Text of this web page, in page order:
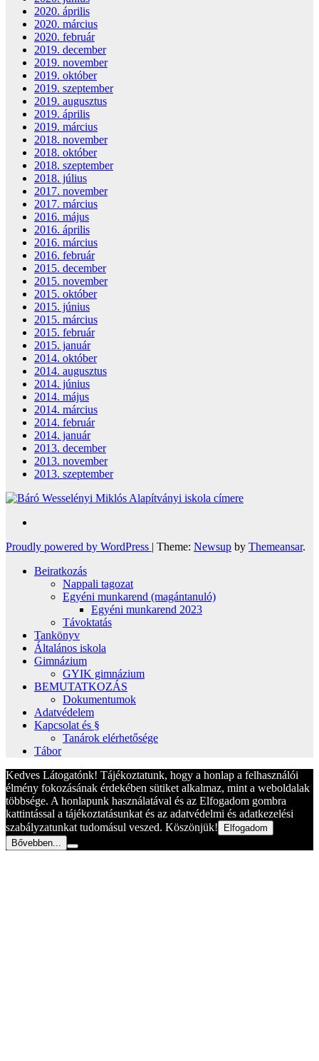
2020. április
2020. március
2020. február
2019. december
2019. november
2019. október
2019. szeptember
2019. augusztus
2019. április
2019. március
2018. november
2018. október
2018. szeptember
2018. július
2017. november
2017. március
2016. május
2016. április
2016. március
2016. február
2015. december
2015. november
2015. október
2015. június
2015. március
2015. február
2015. január
2014. október
2014. augusztus
2014. június
2014. május
2014. március
2014. február
2014. január
2013. december
2013. november
2013. szeptember
Proudly powered by WordPress | Theme: Newsup by Themeansar.
Beiratkozás
Nappali tagozat
Egyéni munkarend (magántanuló)
Egyéni munkarend 2023
Távoktatás
Tankönyv
Általános iskola
Gimnázium
GYIK gimnázium
BEMUTATKOZÁS
Dokumentumok
Adatvédelem
Kapcsolat és §
Tanárok elérhetősége
Tábor
Kedves Látogatónk! Tájékoztatunk, hogy a honlap a felhasználói
élmény fokozásának érdekében sütiket alkalmaz, mint a weboldalak
többsége. A honlapunk használatával és az Elfogadom gombra
kattintással a tájékoztatásunkat és az adatvédelmi és adatkezelési
szabályzatunkat tudomásul veszed. Köszönjük!
Elfogadom
Bővebben...